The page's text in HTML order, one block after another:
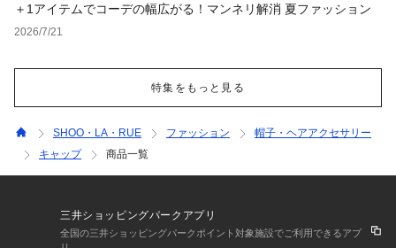
＋1アイテムでコーデの幅広がる！マンネリ解消 夏ファッション
2026/7/21
特集をもっと見る
SHOO・LA・RUE ファッション
帽子・ヘアアクセサリー
キャップ
商品一覧
三井ショッピングパークアプリ
全国の三井ショッピングパークポイント対象施設でご利用できるアプ